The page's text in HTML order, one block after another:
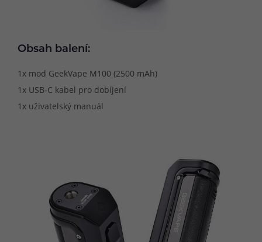
Obsah balení:
1x mod GeekVape M100 (2500 mAh)
1x USB-C kabel pro dobíjení
1x uživatelský manuál